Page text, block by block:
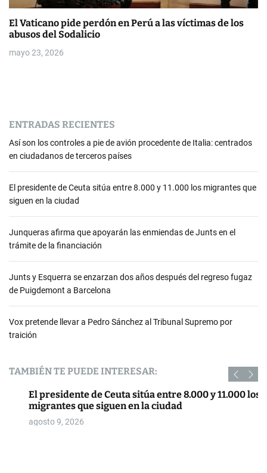
El Vaticano pide perdón en Perú a las víctimas de los
abusos del Sodalicio
mayo 23, 2026
ENTRADAS RECIENTES
Así son los controles a pie de avión procedente de Italia: centrados
en ciudadanos de terceros países
El presidente de Ceuta sitúa entre 8.000 y 11.000 los migrantes que
siguen en la ciudad
Junqueras afirma que apoyarán las enmiendas de Junts en el
trámite de la financiación
Junts y Esquerra se enzarzan dos años después del regreso fugaz
de Puigdemont a Barcelona
Vox pretende llevar a Pedro Sánchez al Tribunal Supremo por
traición
TAMBIÉN TE PUEDE INTERESAR:
El presidente de Ceuta sitúa entre 8.000 y 11.000 los
migrantes que siguen en la ciudad
agosto 9, 2026